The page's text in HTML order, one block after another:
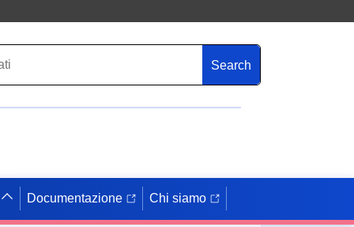
Search
Documentazione Chi siamo